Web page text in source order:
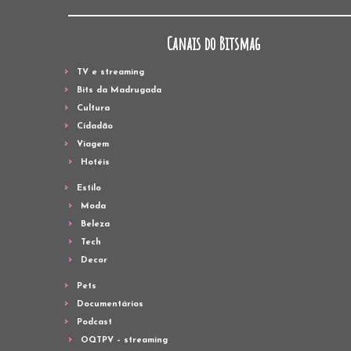
Canais do Bitsmag
TV e streaming
Bits da Madrugada
Cultura
Cidadão
Viagem
Hotéis
Estilo
Moda
Beleza
Tech
Decor
Pets
Documentários
Podcast
OQTPV – streaming